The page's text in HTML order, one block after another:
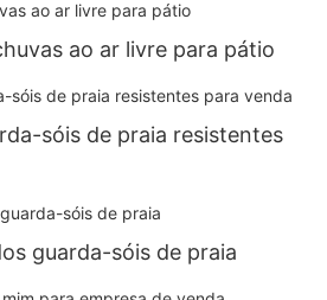
ao ar livre para pátio
sóis de praia resistentes
guarda-sóis de praia